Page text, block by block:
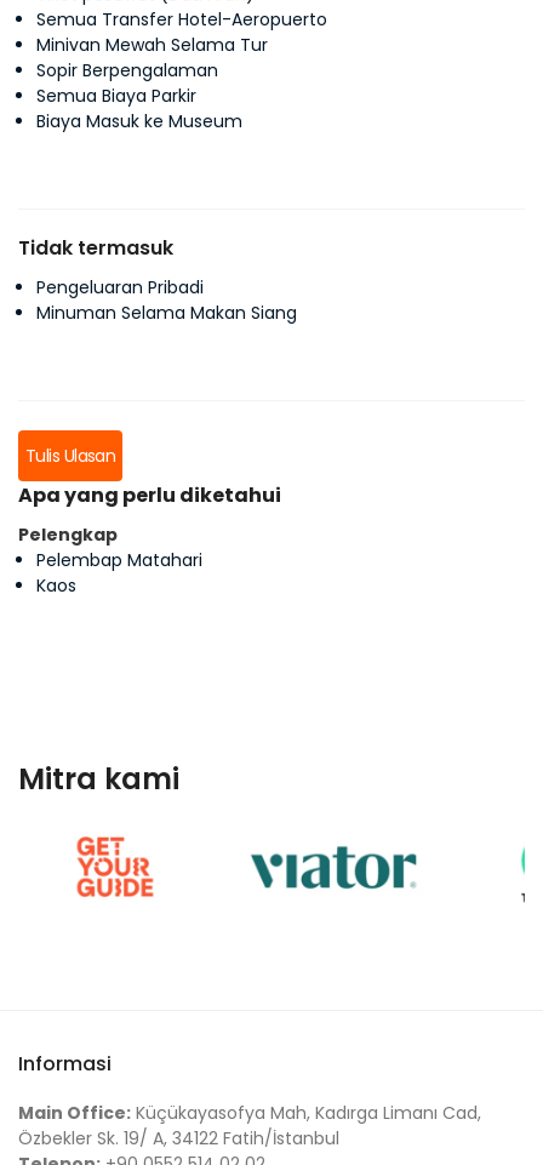
Semua Transfer Hotel-Aeropuerto
Minivan Mewah Selama Tur
Sopir Berpengalaman
Semua Biaya Parkir
Biaya Masuk ke Museum
Tidak termasuk
Pengeluaran Pribadi
Minuman Selama Makan Siang
Tulis Ulasan
Apa yang perlu diketahui
Pelengkap
Pelembap Matahari
Kaos
Mitra kami
Informasi
Main Office: Küçükayasofya Mah, Kadırga Limanı Cad,
Özbekler Sk. 19/ A, 34122 Fatih/İstanbul